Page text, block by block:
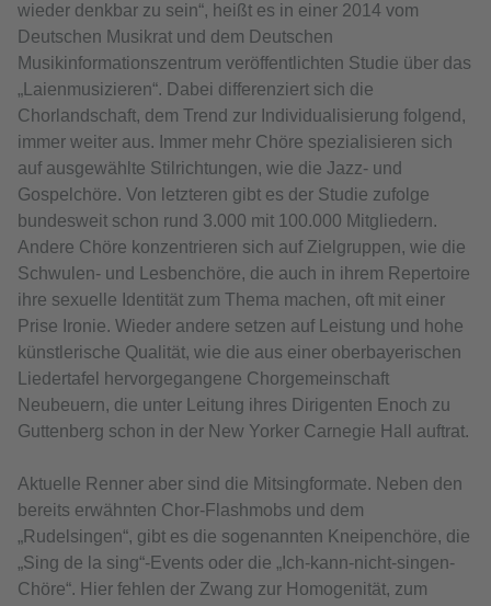
wieder denkbar zu sein“, heißt es in einer 2014 vom
Deutschen Musikrat und dem Deutschen
Musikinformationszentrum veröffentlichten Studie über das
„Laienmusizieren“. Dabei differenziert sich die
Chorlandschaft, dem Trend zur Individualisierung folgend,
immer weiter aus. Immer mehr Chöre spezialisieren sich
auf ausgewählte Stilrichtungen, wie die Jazz- und
Gospelchöre. Von letzteren gibt es der Studie zufolge
bundesweit schon rund 3.000 mit 100.000 Mitgliedern.
Andere Chöre konzentrieren sich auf Zielgruppen, wie die
Schwulen- und Lesbenchöre, die auch in ihrem Repertoire
ihre sexuelle Identität zum Thema machen, oft mit einer
Prise Ironie. Wieder andere setzen auf Leistung und hohe
künstlerische Qualität, wie die aus einer oberbayerischen
Liedertafel hervorgegangene Chorgemeinschaft
Neubeuern, die unter Leitung ihres Dirigenten Enoch zu
Guttenberg schon in der New Yorker Carnegie Hall auftrat.
Aktuelle Renner aber sind die Mitsingformate. Neben den
bereits erwähnten Chor-Flashmobs und dem
„Rudelsingen“, gibt es die sogenannten Kneipenchöre, die
„Sing de la sing“-Events oder die „Ich-kann-nicht-singen-
Chöre“. Hier fehlen der Zwang zur Homogenität, zum